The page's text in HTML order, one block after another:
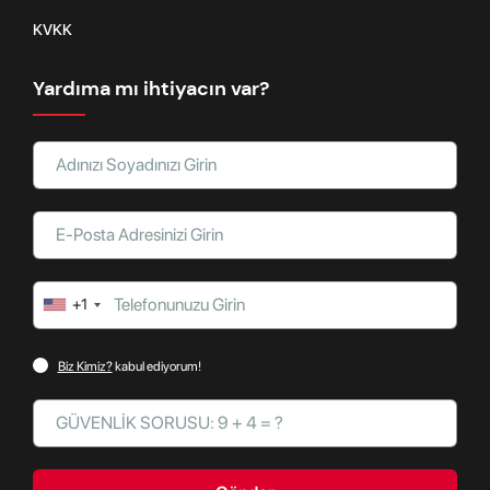
KVKK
Yardıma mı ihtiyacın var?
+1
Biz Kimiz?kabul ediyorum!